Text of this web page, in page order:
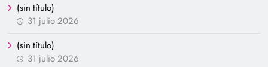
(sin título)
31 julio 2026
(sin título)
31 julio 2026